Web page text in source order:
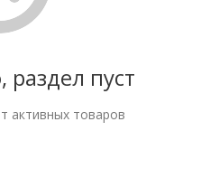
пуст
активных товаров